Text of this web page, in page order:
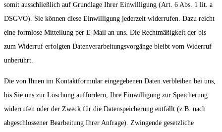
somit ausschließlich auf Grundlage Ihrer Einwilligung (Art. 6 Abs. 1 lit. a
DSGVO). Sie können diese Einwilligung jederzeit widerrufen. Dazu reicht
eine formlose Mitteilung per E-Mail an uns. Die Rechtmäßigkeit der bis
zum Widerruf erfolgten Datenverarbeitungsvorgänge bleibt vom Widerruf
unberührt.
Die von Ihnen im Kontaktformular eingegebenen Daten verbleiben bei uns,
bis Sie uns zur Löschung auffordern, Ihre Einwilligung zur Speicherung
widerrufen oder der Zweck für die Datenspeicherung entfällt (z.B. nach
abgeschlossener Bearbeitung Ihrer Anfrage). Zwingende gesetzliche